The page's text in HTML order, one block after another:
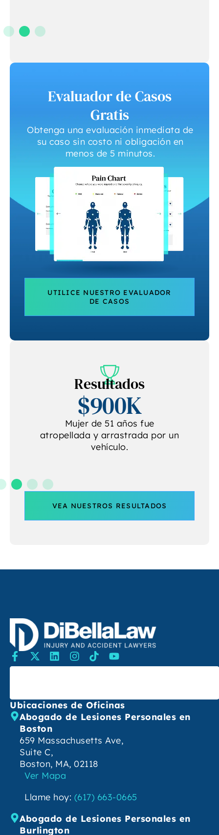
Evaluador de Casos
Gratis
Obtenga una evaluación inmediata de
su caso sin costo ni obligación en
menos de 5 minutos.
UTILICE NUESTRO EVALUADOR
DE CASOS
Resultados
$900K
Mujer de 51 años fue
atropellada y arrastrada por un
vehículo.
VEA NUESTROS RESULTADOS
Buscar
Ubicaciones de Oficinas
Abogado de Lesiones Personales en
Boston
659 Massachusetts Ave,
Suite C,
Boston, MA, 02118
Ver Mapa
Llame hoy: (617) 663-0665
Abogado de Lesiones Personales en
Burlington